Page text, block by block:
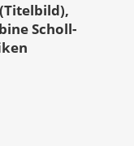
Scholl-